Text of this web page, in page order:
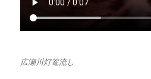
広瀬川灯篭流し